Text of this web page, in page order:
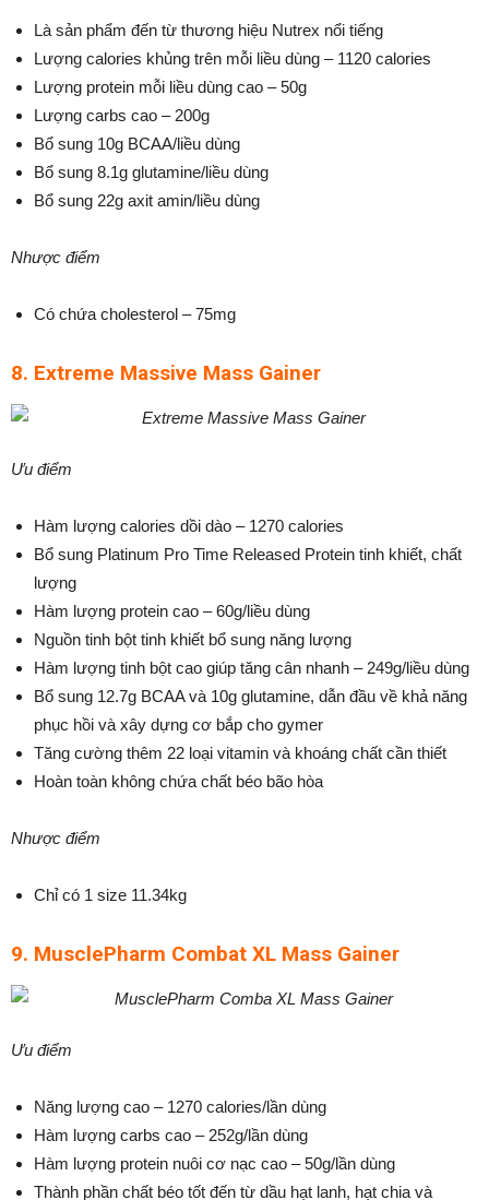
Là sản phẩm đến từ thương hiệu Nutrex nổi tiếng
Lượng calories khủng trên mỗi liều dùng – 1120 calories
Lượng protein mỗi liều dùng cao – 50g
Lượng carbs cao – 200g
Bổ sung 10g BCAA/liều dùng
Bổ sung 8.1g glutamine/liều dùng
Bổ sung 22g axit amin/liều dùng
Nhược điểm
Có chứa cholesterol – 75mg
8. Extreme Massive Mass Gainer
Ưu điểm
Hàm lượng calories dồi dào – 1270 calories
Bổ sung Platinum Pro Time Released Protein tinh khiết, chất
lượng
Hàm lượng protein cao – 60g/liều dùng
Nguồn tinh bột tinh khiết bổ sung năng lượng
Hàm lượng tinh bột cao giúp tăng cân nhanh – 249g/liều dùng
Bổ sung 12.7g BCAA và 10g glutamine, dẫn đầu về khả năng
phục hồi và xây dựng cơ bắp cho gymer
Tăng cường thêm 22 loại vitamin và khoáng chất cần thiết
Hoàn toàn không chứa chất béo bão hòa
Nhược điểm
Chỉ có 1 size 11.34kg
9. MusclePharm Combat XL Mass Gainer
Ưu điểm
Năng lượng cao – 1270 calories/lần dùng
Hàm lượng carbs cao – 252g/lần dùng
Hàm lượng protein nuôi cơ nạc cao – 50g/lần dùng
Thành phần chất béo tốt đến từ dầu hạt lanh, hạt chia và